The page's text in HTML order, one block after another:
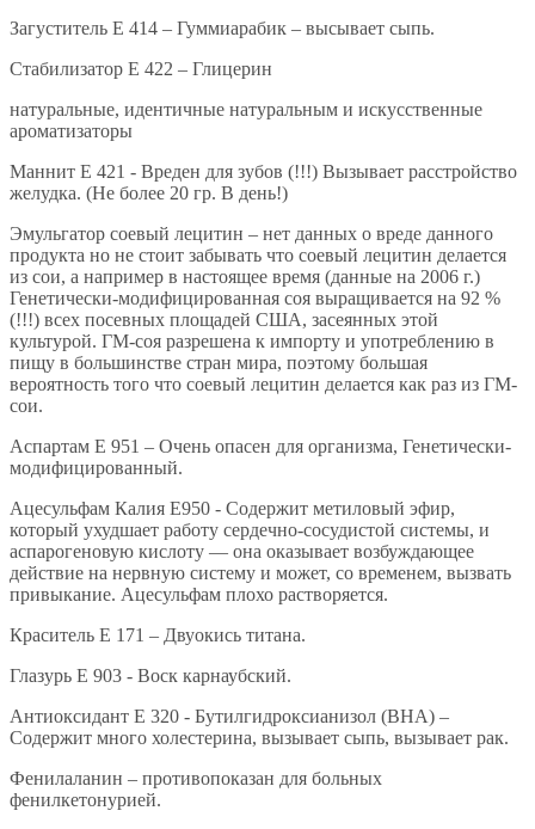
Загуститель E 414 – Гуммиарабик – высывает сыпь.
Стабилизатор E 422 – Глицерин
натуральные, идентичные натуральным и искусственные
ароматизаторы
Маннит E 421 - Вреден для зубов (!!!) Вызывает расстройство
желудка. (Не более 20 гр. В день!)
Эмульгатор соевый лецитин – нет данных о вреде данного
продукта но не стоит забывать что соевый лецитин делается
из сои, а например в настоящее время (данные на 2006 г.)
Генетически-модифицированная соя выращивается на 92 %
(!!!) всех посевных площадей США, засеянных этой
культурой. ГМ-соя разрешена к импорту и употреблению в
пищу в большинстве стран мира, поэтому большая
вероятность того что соевый лецитин делается как раз из ГМ-
сои.
Аспартам E 951 – Очень опасен для организма, Генетически-
модифицированный.
Ацесульфам Калия E950 - Содержит метиловый эфир,
который ухудшает работу сердечно-сосудистой системы, и
аспарогеновую кислоту — она оказывает возбуждающее
действие на нервную систему и может, со временем, вызвать
привыкание. Ацесульфам плохо растворяется.
Краситель E 171 – Двуокись титана.
Глазурь E 903 - Воск карнаубский.
Антиоксидант E 320 - Бутилгидроксианизол (BHA) –
Содержит много холестерина, вызывает сыпь, вызывает рак.
Фенилаланин – противопоказан для больных
фенилкетонурией.